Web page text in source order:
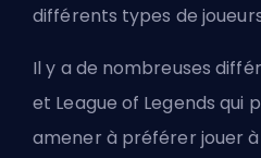
différents types de
Il y a de nombreuses
et League of Legends qui
amener à préférer jouer